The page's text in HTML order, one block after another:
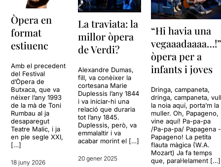
Òpera en
format
estiuenc
Amb el precedent
del Festival
d’Òpera de
Butxaca, que va
néixer l’any 1993
de la mà de Toni
Rumbau al ja
desaparegut
Teatre Malic, i ja
en ple segle XXI,
[…]
18 juny 2026
La traviata: la
millor òpera
de Verdi?
Alexandre Dumas,
fill, va conèixer la
cortesana Marie
Duplessis l’any 1844
i va iniciar-hi una
relació que duraria
tot l’any 1845.
Duplessis, però, va
emmalaltir i va
acabar morint el […]
20 gener 2025
“Hi havia una
òpera per a
infants i joves
Dringa, campaneta,
dringa, campaneta,
la noia aquí, porta’m la
muller. Oh, Papageno,
vine aquí! Pa-pa-pa
/Pa-pa-pa/ Papagena -
Papageno! La petita
flauta màgica (W.A.
Mozart) Ja fa temps
que, paral·lelament […]